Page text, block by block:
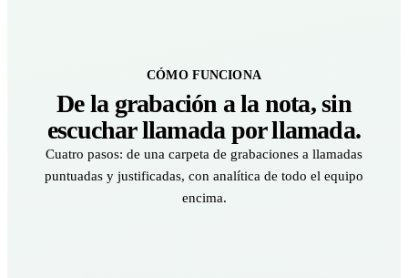
CÓMO FUNCIONA
De la grabación a la nota, sin
escuchar llamada por llamada.
Cuatro pasos: de una carpeta de grabaciones a llamadas
puntuadas y justificadas, con analítica de todo el equipo
encima.